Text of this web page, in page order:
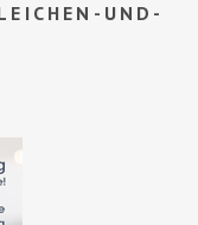
UND-